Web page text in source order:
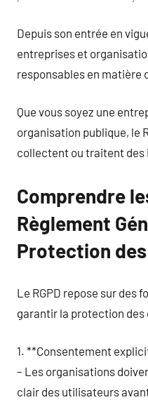
Depuis son entrée en
entreprises et
responsables en matière
Que vous soyez une
organisation publique, le
collectent ou traitent
Comprendre
Règlement
Protection
Le RGPD repose sur des
garantir la protection des
1. **Consentement
– Les organisations
clair des utilisateurs